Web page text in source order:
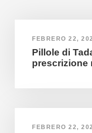
FEBRERO 22,
Pillole di
prescrizione
FEBRERO 22,